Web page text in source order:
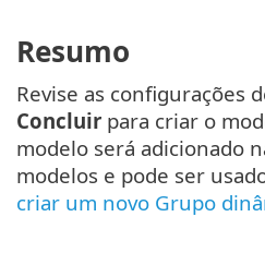
Resumo
Revise as configurações
Concluir para criar o
modelo será adicionado
modelos e pode ser
criar um novo Grupo